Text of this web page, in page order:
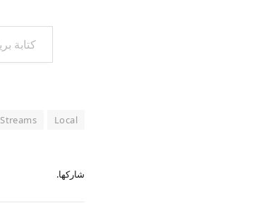
كتابة بريدك الإلكتروني...
Local
Streams
شاركها.